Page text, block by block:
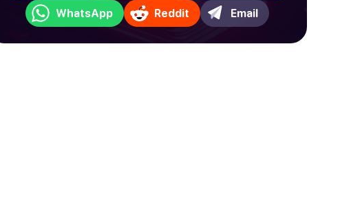
WhatsApp Reddit Email